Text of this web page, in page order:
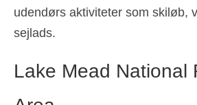
udendørs aktiviteter som skiløb,
sejlads.
Lake Mead National